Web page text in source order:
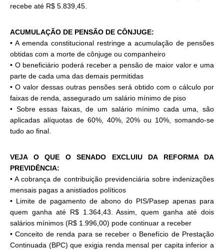
recebe até R$ 5.839,45.
ACUMULAÇÃO DE PENSÃO DE CÔNJUGE:
• A emenda constitucional restringe a acumulação de pensões
obtidas com a morte de cônjuge ou companheiro
• O beneficiário poderá receber a pensão de maior valor e uma
parte de cada uma das demais permitidas
• O valor dessas outras pensões será obtido com o cálculo por
faixas de renda, assegurado um salário mínimo de piso
• Sobre essas faixas, de um salário mínimo cada uma, são
aplicadas alíquotas de 60%, 40%, 20% ou 10%, somando-se
tudo ao final.
VEJA O QUE O SENADO EXCLUIU DA REFORMA DA
PREVIDÊNCIA:
• A cobrança de contribuição previdenciária sobre indenizações
mensais pagas a anistiados políticos
• Limite de pagamento de abono do PIS/Pasep apenas para
quem ganha até R$ 1.364,43. Assim, quem ganha até dois
salários mínimos (R$ 1.996,00) pode continuar a receber
• Conceito de renda para se receber o Benefício de Prestação
Continuada (BPC) que exigia renda mensal per capita inferior a